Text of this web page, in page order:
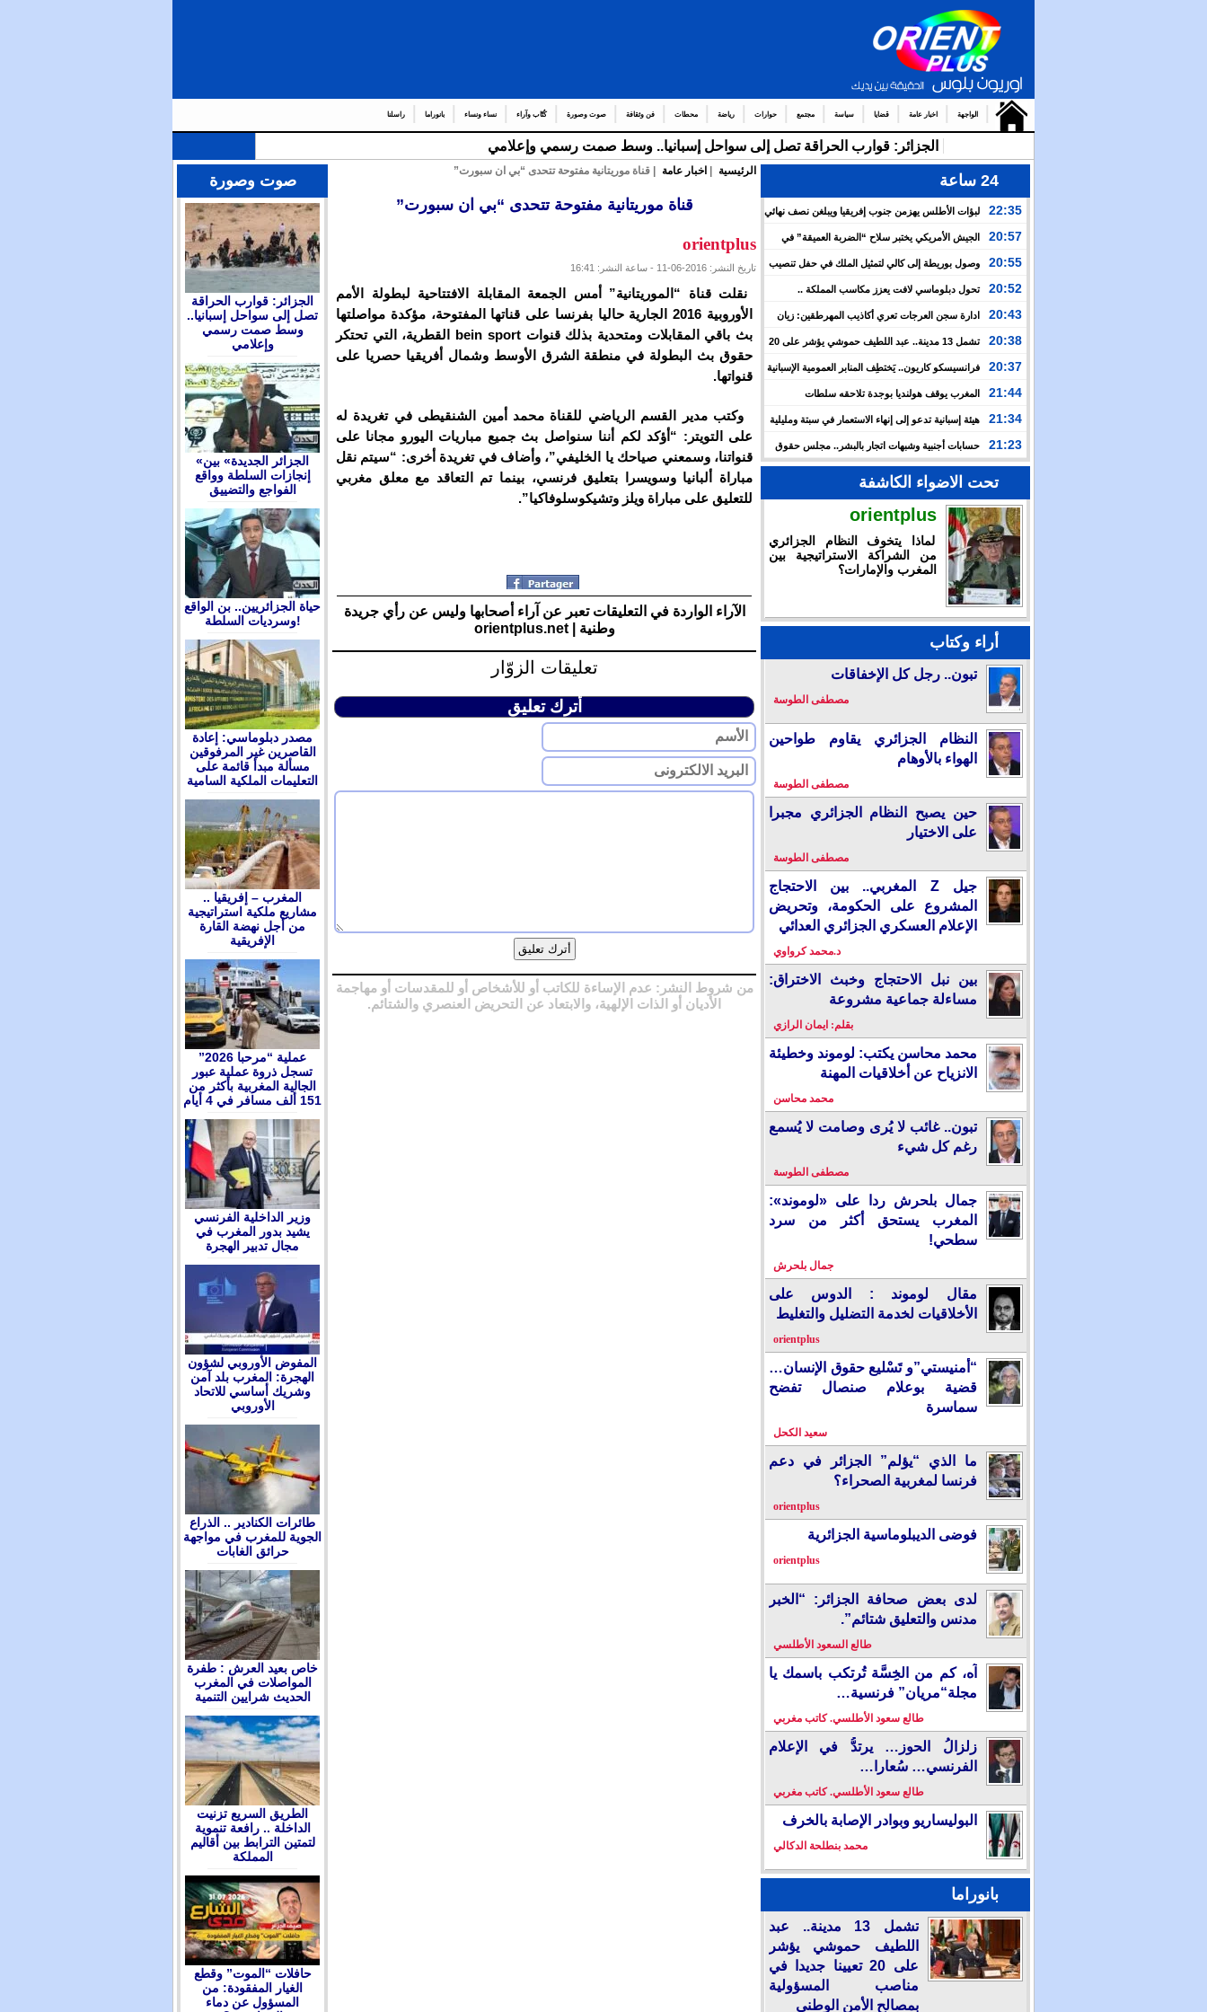
الواجهة اخبار عامة قضايا سياسة مجتمع حوارات رياضة محطات فن وثقافة صوت وصورة كُتّاب وآراء نساء ونساء بانوراما راسلنا
الجزائر: قوارب الحراقة تصل إلى سواحل إسبانيا.. وسط صمت رسمي وإعلامي
24 ساعة
22:35
لبؤات الأطلس يهزمن جنوب إفريقيا ويبلغن نصف نهائي
كأس إفريقيا ويحجزن بطاقة مونديال 2027
20:57
الجيش الأمريكي يختبر سلاح “الضربة العميقة” في
طانطان جنوب المغرب ضمن تعزيز التعاون العسكري بين واشنطن
20:55
وصول بوريطة إلى كالي لتمثيل الملك في حفل تنصيب
الرئيس الكولومبي الجديد
20:52
تحول دبلوماسي لافت يعزز مكاسب المملكة ..
كولومبيا تعلن اعترافها بسيادة المغرب على أقاليمه الجنوبية
20:43
ادارة سجن العرجات تعري أكاذيب المهرطقين: زيان
استفاد من 113 استشارة و50 فحصا طبيا
20:38
تشمل 13 مدينة.. عبد اللطيف حموشي يؤشر على 20
تعيينا جديدا في مناصب المسؤولية بمصالح الأمن الوطني
20:37
فرانسيسكو كاريون.. يَختطِف المنابر العمومية الإسبانية
لتصريف أجندات معادية للمغرب
21:44
المغرب يوقف هولنديا بوجدة تلاحقه سلطات
أمستردام
21:34
هيئة إسبانية تدعو إلى إنهاء الاستعمار في سبتة ومليلية
وتعتبر إعادتهما إلى المغرب مسألة وقت
21:23
حسابات أجنبية وشبهات اتجار بالبشر.. مجلس حقوق
الإنسان يكشف خفايا التعبئة للعبور الجماعي نحو سبتة
تحت الاضواء الكاشفة
orientplus
لماذا يتخوف النظام الجزائري
من الشراكة الاستراتيجية بين
المغرب والإمارات؟
أراء وكتاب
تبون.. رجل كل الإخفاقات
مصطفى الطوسة
النظام الجزائري يقاوم طواحين
الهواء بالأوهام
مصطفى الطوسة
حين يصبح النظام الجزائري مجبرا
على الاختيار
مصطفى الطوسة
جيل Z المغربي.. بين الاحتجاج
المشروع على الحكومة، وتحريض
الإعلام العسكري الجزائري العدائي
د.محمد كرواوي
بين نبل الاحتجاج وخبث الاختراق:
مساءلة جماعية مشروعة
بقلم: ايمان الرازي
محمد محاسن يكتب: لوموند وخطيئة
الانزياح عن أخلاقيات المهنة
محمد محاسن
تبون.. غائب لا يُرى وصامت لا يُسمع
رغم كل شيء
مصطفى الطوسة
جمال بلحرش ردا على «لوموند»:
المغرب يستحق أكثر من سرد
سطحي!
جمال بلحرش
مقال لوموند : الدوس على
الأخلاقيات لخدمة التضليل والتغليط
orientplus
“أمنيستي”و تَسْليع حقوق الإنسان…
قضية بوعلام صنصال تفضح
سماسرة
سعيد الكحل
ما الذي “يؤلم” الجزائر في دعم
فرنسا لمغربية الصحراء؟
orientplus
فوضى الديبلوماسية الجزائرية
orientplus
لدى بعض صحافة الجزائر: “الخبر
مدنس والتعليق شتائم”.
طالع السعود الأطلسي
آه، كم من الخِسَّة تُرتكب باسمك يا
مجلة“مريان” فرنسية…
طالع سعود الأطلسي. كاتب مغربي
زلزالُ الحوز… يرتدُّ في الإعلام
الفرنسي… سُعارا…
طالع سعود الأطلسي. كاتب مغربي
البوليساريو وبوادر الإصابة بالخرف
محمد بنطلحة الدكالي
بانوراما
تشمل 13 مدينة.. عبد
اللطيف حموشي يؤشر
على 20 تعيينا جديدا في
مناصب المسؤولية
بمصالح الأمن الوطني
الرئيسية اخبار عامة | قناة موريتانية مفتوحة تتحدى “بي ان سبورت”
قناة موريتانية مفتوحة تتحدى “بي ان سبورت”
orientplus
تاريخ النشر: 2016-06-11 - ساعة النشر: 16:41
نقلت قناة “الموريتانية” أمس الجمعة المقابلة الافتتاحية لبطولة الأمم
الأوروبية 2016 الجارية حاليا بفرنسا على قناتها المفتوحة، مؤكدة مواصلتها
بث باقي المقابلات ومتحدية بذلك قنوات bein sport القطرية، التي تحتكر
حقوق بث البطولة في منطقة الشرق الأوسط وشمال أفريقيا حصريا على
قنواتها.
وكتب مدير القسم الرياضي للقناة محمد أمين الشنقيطى في تغريدة له
على التويتر: “أؤكد لكم أننا سنواصل بث جميع مباريات اليورو مجانا على
قنواتنا، وسمعني صياحك يا الخليفي”، وأضاف في تغريدة أخرى: “سيتم نقل
مباراة ألبانيا وسويسرا بتعليق فرنسي، بينما تم التعاقد مع معلق مغربي
للتعليق على مباراة ويلز وتشيكوسلوفاكيا”.
الآراء الواردة في التعليقات تعبر عن آراء أصحابها وليس عن رأي جريدة
وطنية | orientplus.net
تعليقات الزوّار
أترك تعليق
من شروط النشر: عدم الإساءة للكاتب أو للأشخاص أو للمقدسات أو مهاجمة
الأديان أو الذات الإلهية، والابتعاد عن التحريض العنصري والشتائم.
صوت وصورة
الجزائر: قوارب الحراقة
تصل إلى سواحل إسبانيا..
وسط صمت رسمي
وإعلامي
«الجزائر الجديدة» بين
إنجازات السلطة وواقع
الفواجع والتضييق
حياة الجزائريين.. بن الواقع
وسرديات السلطة!
مصدر دبلوماسي: إعادة
القاصرين غير المرفوقين
مسألة مبدأ قائمة على
التعليمات الملكية السامية
المغرب – إفريقيا ..
مشاريع ملكية استراتيجية
من أجل نهضة القارة
الإفريقية
عملية “مرحبا 2026”
تسجل ذروة عملية عبور
الجالية المغربية بأكثر من
151 ألف مسافر في 4 أيام
وزير الداخلية الفرنسي
يشيد بدور المغرب في
مجال تدبير الهجرة
المفوض الأوروبي لشؤون
الهجرة: المغرب بلد آمن
وشريك أساسي للاتحاد
الأوروبي
طائرات الكنادير .. الذراع
الجوية للمغرب في مواجهة
حرائق الغابات
ﺧﺎﺹ ﺑﻌﻴﺪ ﺍﻟﻌﺮﺵ : ﻃﻔﺮﺓ
ﺍﻟﻤﻮﺍﺻﻼﺕ ﻓﻲ ﺍﻟﻤﻐﺮﺏ
ﺍﻟﺤﺪﻳﺚ ﺷﺮﺍﻳﻴﻦ ﺍﻟﺘﻨﻤﻴﺔ
الطريق السريع تزنيت
الداخلة .. رافعة تنموية
لتمتين الترابط بين أقاليم
المملكة
حافلات “الموت” وقطع
الغيار المفقودة: من
المسؤول عن دماء